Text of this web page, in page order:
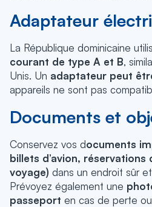
Adaptateur
La République dominicaine
courant de type A et B,
Unis. Un adaptateur peut
appareils ne sont pas
Documents et
Conservez vos documents
billets d’avion, réservations
voyage) dans un endroit sûr
Prévoyez également une
passeport en cas de perte